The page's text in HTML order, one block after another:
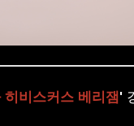
비스커스 베리잼'